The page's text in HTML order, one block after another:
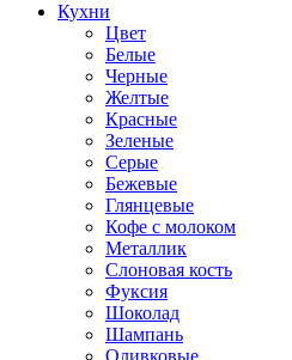
Кухни
Цвет
Белые
Черные
Желтые
Красные
Зеленые
Серые
Бежевые
Глянцевые
Кофе с молоком
Металлик
Слоновая кость
Фуксия
Шоколад
Шампань
Оливковые